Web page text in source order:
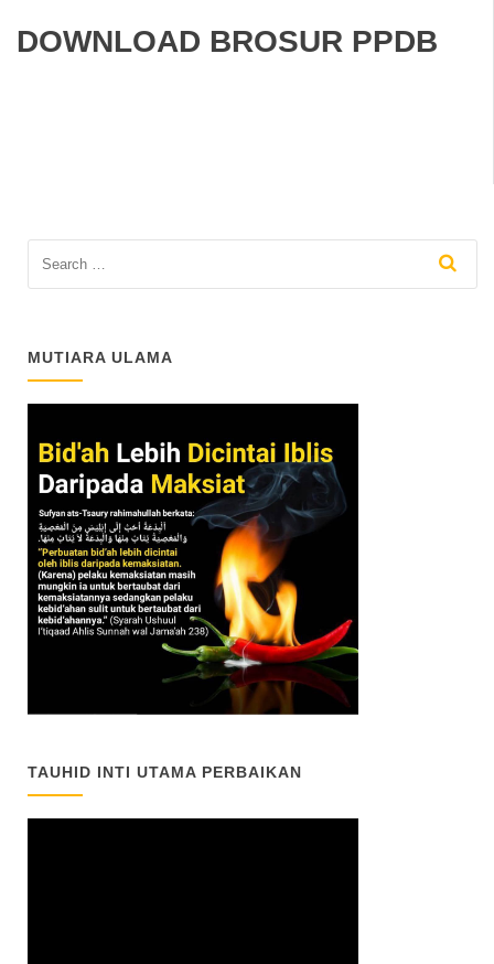
DOWNLOAD BROSUR PPDB
MUTIARA ULAMA
TAUHID INTI UTAMA PERBAIKAN